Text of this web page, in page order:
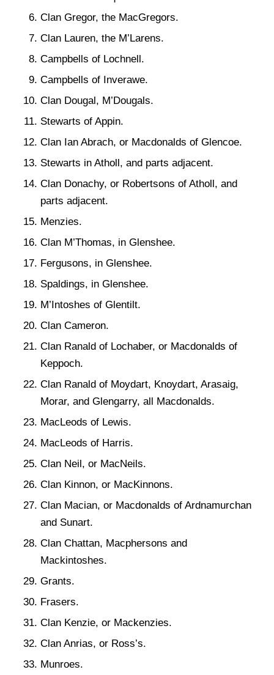
Clan Gregor, the MacGregors.
Clan Lauren, the M’Larens.
Campbells of Lochnell.
Campbells of Inverawe.
Clan Dougal, M’Dougals.
Stewarts of Appin.
Clan Ian Abrach, or Macdonalds of Glencoe.
Stewarts in Atholl, and parts adjacent.
Clan Donachy, or Robertsons of Atholl, and
parts adjacent.
Menzies.
Clan M’Thomas, in Glenshee.
Fergusons, in Glenshee.
Spaldings, in Glenshee.
M’Intoshes of Glentilt.
Clan Cameron.
Clan Ranald of Lochaber, or Macdonalds of
Keppoch.
Clan Ranald of Moydart, Knoydart, Arasaig,
Morar, and Glengarry, all Macdonalds.
MacLeods of Lewis.
MacLeods of Harris.
Clan Neil, or MacNeils.
Clan Kinnon, or MacKinnons.
Clan Macian, or Macdonalds of Ardnamurchan
and Sunart.
Clan Chattan, Macphersons and
Mackintoshes.
Grants.
Frasers.
Clan Kenzie, or Mackenzies.
Clan Anrias, or Ross’s.
Munroes.